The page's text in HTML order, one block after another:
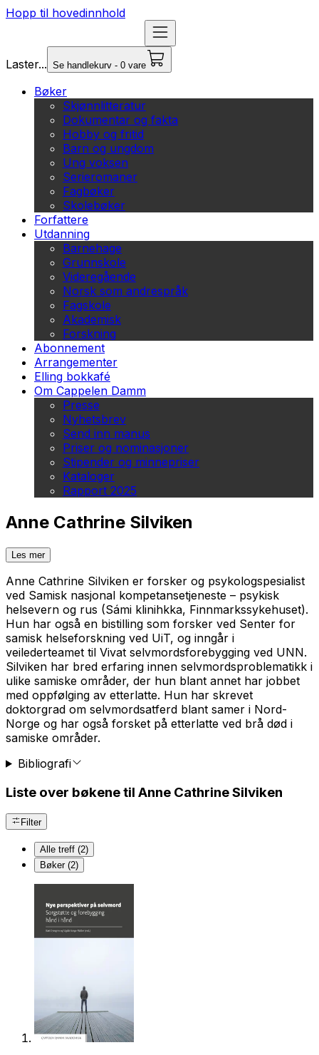
Hopp til hovedinnhold
Laster... Se handlekurv - 0 vare
Bøker
Skjønnlitteratur
Dokumentar og fakta
Hobby og fritid
Barn og ungdom
Ung voksen
Serieromaner
Fagbøker
Skolebøker
Forfattere
Utdanning
Barnehage
Grunnskole
Videregående
Norsk som andrespråk
Fagskole
Akademisk
Forskning
Abonnement
Arrangementer
Elling bokkafé
Om Cappelen Damm
Presse
Nyhetsbrev
Send inn manus
Priser og nominasjoner
Stipender og minnepriser
Kataloger
Rapport 2025
Anne Cathrine Silviken
Les mer
Anne Cathrine Silviken er forsker og psykologspesialist
ved Samisk nasjonal kompetansetjeneste – psykisk
helsevern og rus (Sámi klinihkka, Finnmarkssykehuset).
Hun har også en bistilling som forsker ved Senter for
samisk helseforskning ved UiT, og inngår i
veilederteamet til Vivat selvmordsforebygging ved UNN.
Silviken har bred erfaring innen selvmordsproblematikk i
ulike samiske områder, der hun blant annet har jobbet
med oppfølging av etterlatte. Hun har skrevet
doktorgrad om selvmordsatferd blant samer i Nord-
Norge og har også forsket på etterlatte ved brå død i
samiske områder.
Bibliografi
Liste over bøkene til Anne Cathrine Silviken
Filter
Alle treff (2)
Bøker (2)